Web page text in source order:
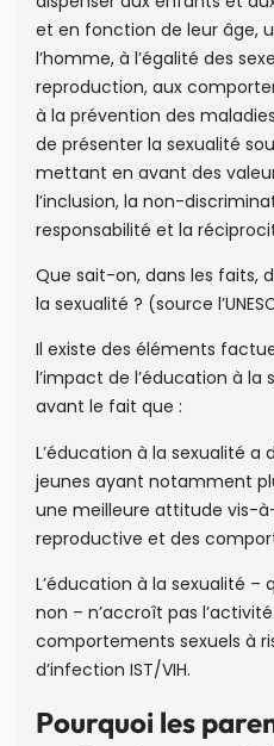
et en fonction de leur âge,
l’homme, à l’égalité des
reproduction, aux
à la prévention des
de présenter la sexualité
mettant en avant des
l’inclusion, la non-
responsabilité et la
Que sait-on, dans les faits,
la sexualité ? (source
Il existe des éléments
l’impact de l’éducation à
avant le fait que :
L’éducation à la sexualité a
jeunes ayant notamment
une meilleure attitude vis-
reproductive et des
L’éducation à la sexualité –
non – n’accroît pas
comportements sexuels à
d’infection IST/VIH.
Pourquoi les